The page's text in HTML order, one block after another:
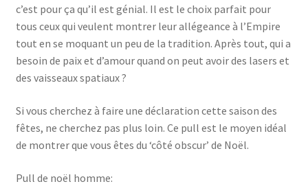
c’est pour ça qu’il est génial. Il est le choix parfait pour
tous ceux qui veulent montrer leur allégeance à l’Empire
tout en se moquant un peu de la tradition. Après tout, qui a
besoin de paix et d’amour quand on peut avoir des lasers et
des vaisseaux spatiaux ?
Si vous cherchez à faire une déclaration cette saison des
fêtes, ne cherchez pas plus loin. Ce pull est le moyen idéal
de montrer que vous êtes du ‘côté obscur’ de Noël.
Pull de noël homme: